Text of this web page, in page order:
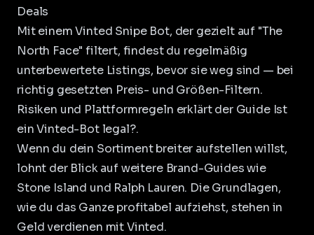
Deals
Mit einemVinted Snipe Bot, der gezielt auf "The
North Face" filtert, findest du regelmäßig
unterbewertete Listings, bevor sie weg sind — bei
richtig gesetzten Preis- und Größen-Filtern.
Risiken und Plattformregeln erklärt der Guide Ist
ein Vinted-Bot legal?.
Wenn du dein Sortiment breiter aufstellen willst,
lohnt der Blick auf weitere Brand-Guides wie
Stone Island und Ralph Lauren. Die Grundlagen,
wie du das Ganze profitabel aufziehst, stehen in
Geld verdienen mit Vinted.